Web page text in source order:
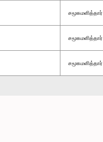
சமூகமளித்தார்
சமூகமளித்தார்
சமூகமளித்தார்